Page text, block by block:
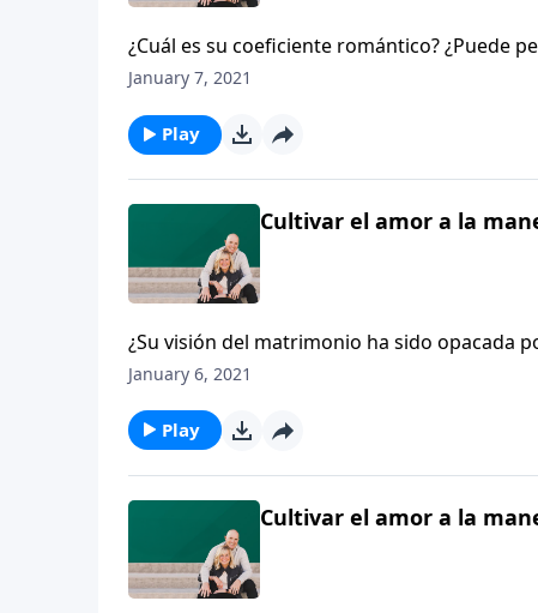
¿Cuál es su coeficiente romántico? ¿Puede
romántico en su matrimonio? ¿Qué diría su
January 7, 2021
Play
Cultivar el amor a la
¿Su visión del matrimonio ha sido opacada
raíces de esa ideología llegaron a su
January 6, 2021
Play
Cultivar el amor a la